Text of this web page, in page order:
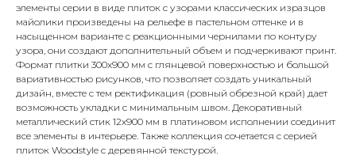
элементы серии в виде плиток с узорами классических изразцов
майолики произведены на рельефе в пастельном оттенке и в
насыщенном варианте с реакционными чернилами по контуру
узора, они создают дополнительный объем и подчеркивают принт.
Формат плитки 300x900 мм с глянцевой поверхностью и большой
вариативностью рисунков, что позволяет создать уникальный
дизайн, вместе с тем ректификация (ровный обрезной край) дает
возможность укладки с минимальным швом. Декоративный
металлический стик 12x900 мм в платиновом исполнении соединит
все элементы в интерьере. Также коллекция сочетается с серией
плиток Woodstyle с деревянной текстурой.